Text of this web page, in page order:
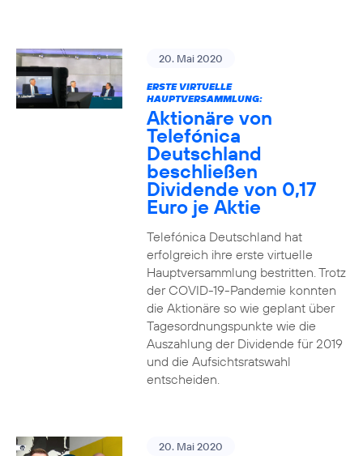
20. Mai 2020
ERSTE VIRTUELLE
HAUPTVERSAMMLUNG:
Aktionäre von
Telefónica
Deutschland
beschließen
Dividende von 0,17
Euro je Aktie
Telefónica Deutschland hat
erfolgreich ihre erste virtuelle
Hauptversammlung bestritten. Trotz
der COVID-19-Pandemie konnten
die Aktionäre so wie geplant über
Tagesordnungspunkte wie die
Auszahlung der Dividende für 2019
und die Aufsichtsratswahl
entscheiden.
20. Mai 2020